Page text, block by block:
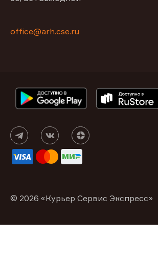
office@arh.cse.ru
© 2026 «Курьер Сервис Экспресс»